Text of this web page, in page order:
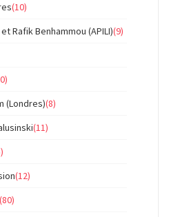
(10)
Rafik Benhammou (APILI)(9)
(Londres)(8)
(11)
(12)
(80)